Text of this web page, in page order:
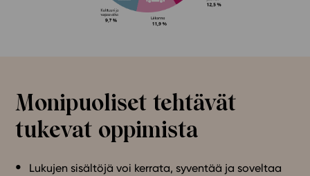
Monipuoliset tehtävät
tukevat oppimista
Lukujen sisältöjä voi kerrata, syventää ja soveltaa